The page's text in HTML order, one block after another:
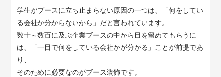
学生がブースに立ち止まらない原因の一つは、「何をしてい
る会社か分からないから」だと言われています。
数十～数百に及ぶ企業ブースの中から目を留めてもらうに
は、「一目で何をしている会社かが分かる」ことが前提であ
り、
そのために必要なのがブース装飾です。